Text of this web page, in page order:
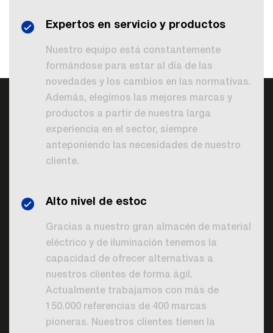
Expertos en servicio y productos
Nuestro equipo está constantemente
formándose para estar al día de las
novedades y los cambios en las normativas.
Además, elegimos las mejores marcas y
productos a partir de nuestra larga
experiencia en el sector, siempre
anteponiendo las necesidades de nuestro
cliente.
Alto nivel de estoc
Gracias a nuestro gran almacén de material
eléctrico y de iluminación tenemos la
capacidad de ofrecer alternativas a
nuestros clientes de forma ágil.
Actualmente trabajamos con más de
150.000 referencias de 400 marcas
pioneras. Nuestros clientes tienen la